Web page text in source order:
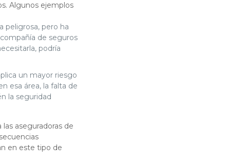
Algunos ejemplos
peligrosa, pero ha
de seguros
podría
un mayor riesgo
esa área, la falta de
la seguridad
aseguradoras de
en este tipo de